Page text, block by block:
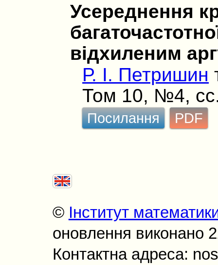
Усереднення
відхиленим
Р. І. Петришин
Том 10, №4,
Посилання PDF
© Інститут
оновлення виконано
Контактна адреса: